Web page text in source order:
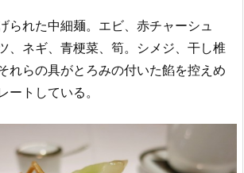
られた中細麺。エビ、赤チャーシュ
、ネギ、青梗菜、筍。シメジ、干し椎
れらの具がとろみの付いた餡を控えめ
ートしている。